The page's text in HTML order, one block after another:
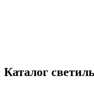
Каталог